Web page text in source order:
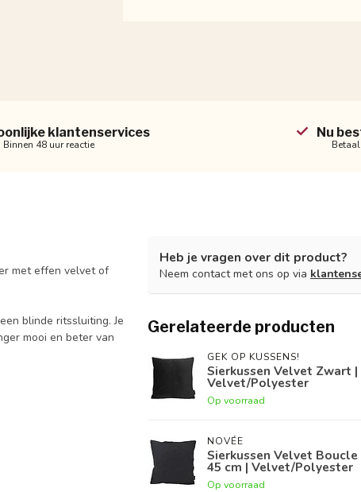
klantenservices
Binnen 48 uur reactie
Nu
met effen velvet of
blinde ritssluiting. Je
mooi en beter van
Heb je vragen over dit product?
Neem contact met ons op via
Gerelateerde producten
GEK OP KUSSENS!
Sierkussen Velvet Zwart |
Velvet/Polyester
Op voorraad
NOVÉE
Sierkussen Velvet
45 cm | Velvet/Polyester
Op voorraad